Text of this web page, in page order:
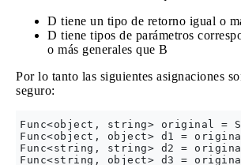
D tiene un tipo de retorno igual o
D tiene tipos de parámetros
o más generales que B
Por lo tanto las siguientes asignaciones
seguro:
Func<object, string> original =
Func<object, object> d1 =
Func<string, string> d2 =